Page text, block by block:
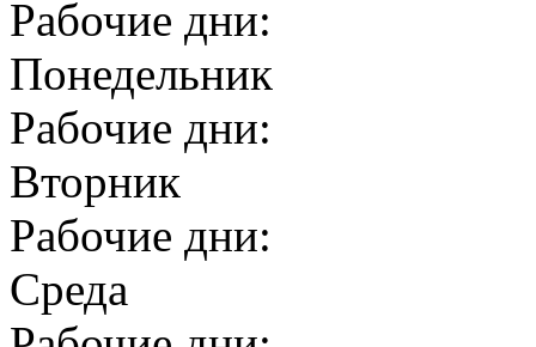
Рабочие дни:
Понедельник
Рабочие дни:
Вторник
Рабочие дни:
Среда